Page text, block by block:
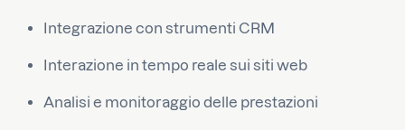
Integrazione con strumenti CRM
Interazione in tempo reale sui siti web
Analisi e monitoraggio delle prestazioni